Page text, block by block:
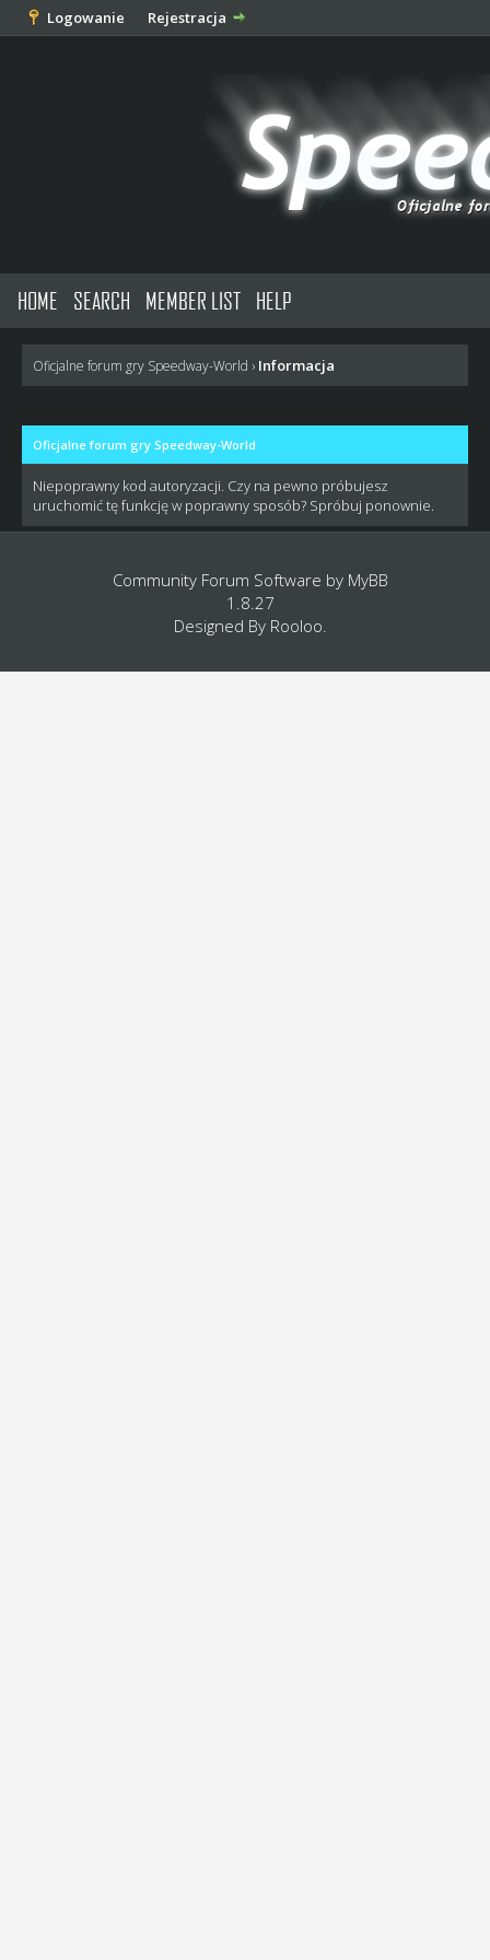
Logowanie Rejestracja
HOME SEARCH MEMBER LIST HELP
Oficjalne forum gry Speedway-World › Informacja
Oficjalne forum gry Speedway-World
Niepoprawny kod autoryzacji. Czy na pewno próbujesz
uruchomić tę funkcję w poprawny sposób? Spróbuj ponownie.
Community Forum Software by MyBB
1.8.27
Designed By Rooloo.